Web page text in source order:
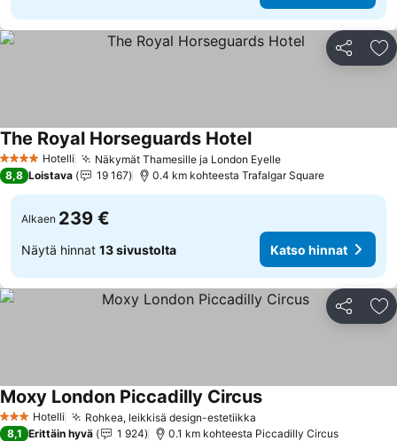
Jaa
4 Tähtiluokitus
Hotelli Näkymät Thamesille ja London EyelleKatso hinnat
The Royal Horseguards HotelKatso hinnat
8,8 Loistava 19 167 0.4 km kohteesta Trafalgar Square
Alkaen 239 €
Näytä hinnat 13 sivustolta Katso hinnat
Jaa
3 Tähtiluokitus
Hotelli Rohkea, leikkisä design-estetiikka
Moxy London Piccadilly CircusKatso hinnat
8,1 Erittäin hyvä 1 924 0.1 km kohteesta Piccadilly Circus